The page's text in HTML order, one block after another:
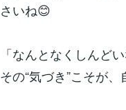
さいね😊
「なんとなくしんど
その“気づき”こそが